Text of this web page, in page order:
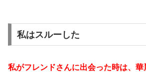
私はスルーした
私がフレンドさんに出会った時は、華